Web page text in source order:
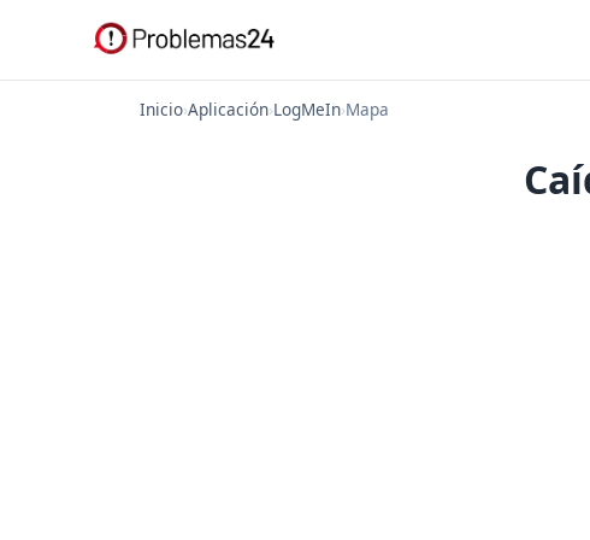
Inicio›Aplicación›LogMeIn›Mapa